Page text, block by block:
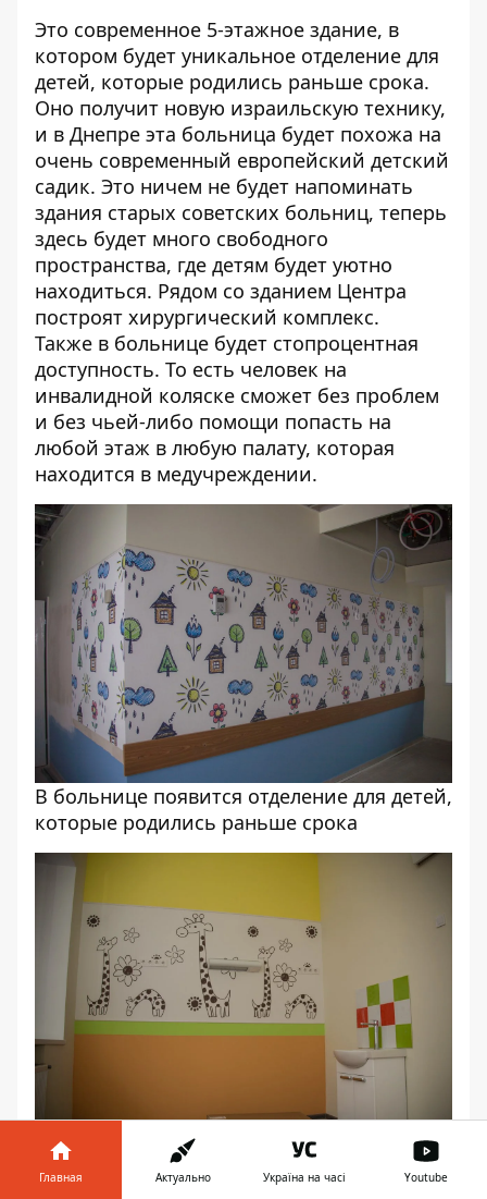
Это современное 5-этажное здание, в
котором будет уникальное отделение для
детей, которые родились раньше срока.
Оно получит новую израильскую технику,
и в Днепре эта больница будет похожа на
очень современный европейский детский
садик. Это ничем не будет напоминать
здания старых советских больниц, теперь
здесь будет много свободного
пространства, где детям будет уютно
находиться. Рядом со зданием Центра
построят хирургический комплекс.
Также в больнице будет стопроцентная
доступность. То есть человек на
инвалидной коляске сможет без проблем
и без чьей-либо помощи попасть на
любой этаж в любую палату, которая
находится в медучреждении.
В больнице появится отделение для детей,
которые родились раньше срока
Комнаты сделали уютными и яркими
Главная Актуально Україна на часі Youtube